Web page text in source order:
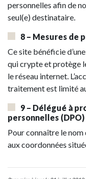
personnelles afin de
seul(e) destinataire.
8 – Mesures de
Ce site bénéficie
qui crypte et protège
le réseau internet.
traitement est limité
9 – Délégué à
personnelles (DPO)
Pour connaître le
aux coordonnées